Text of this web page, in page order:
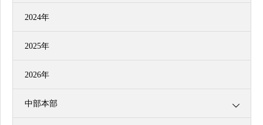
2024年
2025年
2026年
中部本部